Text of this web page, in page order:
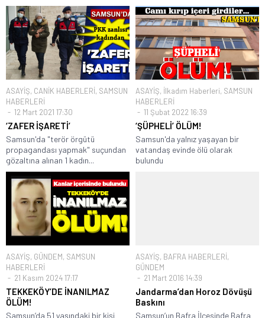
ASAYİŞ, CANİK HABERLERİ, SAMSUN
HABERLERİ
12 Mart 2021 17:30
‘ZAFER İŞARETİ’
Samsun'da "terör örgütü
propagandası yapmak" suçundan
gözaltına alınan 1 kadın...
ASAYİŞ, İlkadım Haberleri, SAMSUN
HABERLERİ
11 Şubat 2022 16:39
‘ŞÜPHELİ’ ÖLÜM!
Samsun'da yalnız yaşayan bir
vatandaş evinde ölü olarak
bulundu
ASAYİŞ, GÜNDEM, SAMSUN
HABERLERİ
21 Kasım 2024 17:17
TEKKEKÖY’DE İNANILMAZ
ÖLÜM!
Samsun’da 51 yaşındaki bir kişi
ASAYİŞ, BAFRA HABERLERİ,
GÜNDEM
21 Mart 2016 14:39
Jandarma’dan Horoz Dövüşü
Baskını
Samsun’un Bafra İlçesinde Bafra